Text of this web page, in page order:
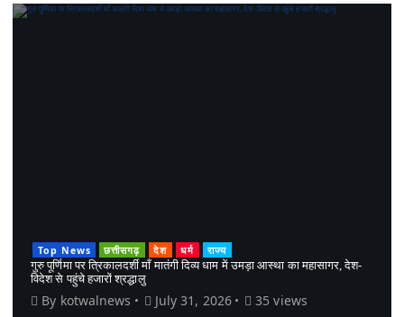
Top News छत्तीसगढ़ देश धर्म
राज्य
गुरु पूर्णिमा पर त्रिकालदर्शी माँ मातंगी दिव्य धाम में उमड़ा आस्था का महासागर, देश-
विदेश से पहुंचे हजारों श्रद्धालु
By kotwalnews July 31, 2026 35 views